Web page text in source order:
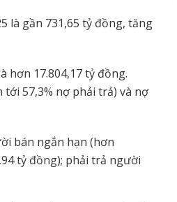
là gần 731,65 tỷ đồng, tăng
hơn 17.804,17 tỷ đồng.
57,3% nợ phải trả) và nợ
bán ngắn hạn (hơn
tỷ đồng); phải trả người